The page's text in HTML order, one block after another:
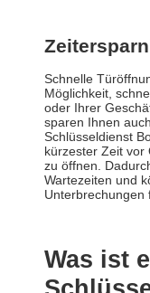
Schnelle
Möglichkeit,
oder Ihrer
sparen Ihnen
Schlüsseldienst
kürzester Zeit vor
zu öffnen.
Wartezeiten und
Unterbrechungen
Was ist